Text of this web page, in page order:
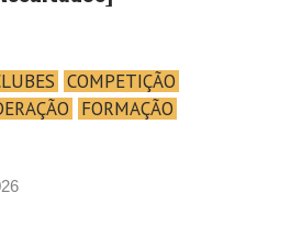
COMPETIÇÃO
FORMAÇÃO